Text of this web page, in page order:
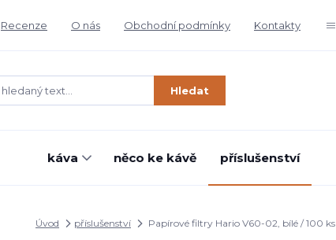
Recenze O nás Obchodní podmínky Kontakty
Hledat
káva něco ke kávě příslušenství
Úvod příslušenství Papírové filtry Hario V60-02, bílé / 100 ks